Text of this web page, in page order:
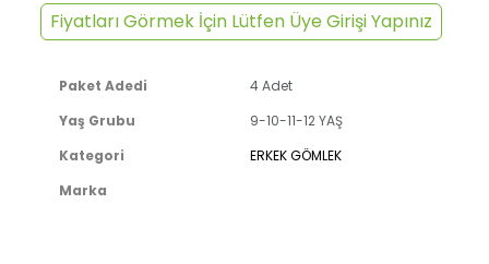
Fiyatları Görmek İçin Lütfen Üye Girişi Yapınız
Paket Adedi
4 Adet
Yaş Grubu
9-10-11-12 YAŞ
Kategori
ERKEK GÖMLEK
Marka